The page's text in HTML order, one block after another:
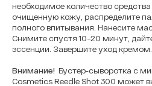
необходимое количество
очищенную кожу, распределите
полного впитывания. Нанесите
Снимите спустя 10−20 минут,
эссенции. Завершите уход кремом.
Внимание! Бустер-сыворотка с
Cosmetics Reedle Shot 300 может